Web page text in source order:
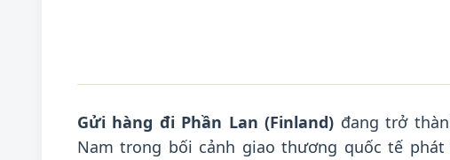
Gửi hàng đi Phần Lan (Finland) đang trở
Nam trong bối cảnh giao thương quốc tế